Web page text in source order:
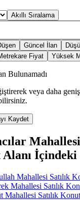
Akıllı Sıralama
Güncel İlan
Fiyat Yüksek
Bulunamadı
veya daha
Kaydet
Mahallesi
Mahallesi Satılık
Mahallesi Satılık
Satılık